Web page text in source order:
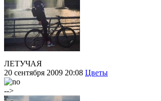
ЛЕТУЧАЯ
20 сентября 2009 20:08 Цветы
-->